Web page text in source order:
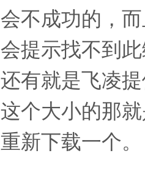
会不成功的，
会提示找不到
还有就是飞凌
这个大小的那
重新下载一个。